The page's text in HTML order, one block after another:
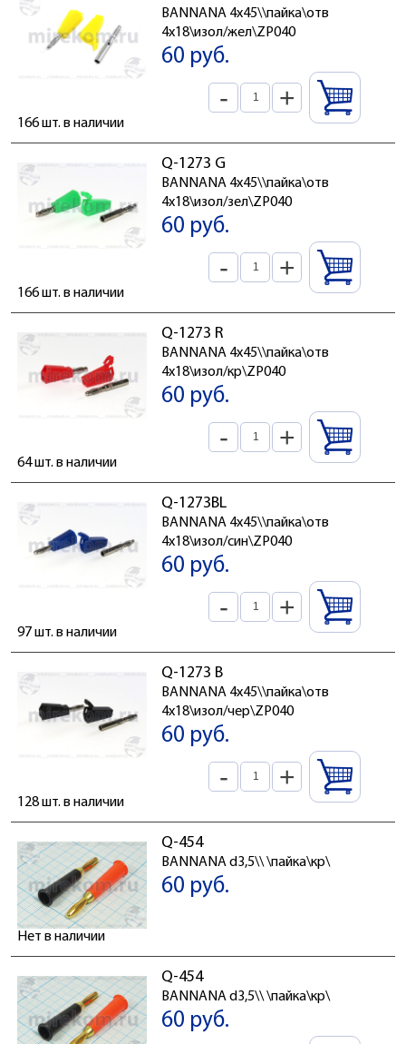
BANNANA 4x45\\пайка\отв
4x18\изол/жел\ZP040
60 руб.
- +
166 шт. в наличии
Q-1273 G
BANNANA 4x45\\пайка\отв
4x18\изол/зел\ZP040
60 руб.
- +
166 шт. в наличии
Q-1273 R
BANNANA 4x45\\пайка\отв
4x18\изол/кр\ZP040
60 руб.
- +
64 шт. в наличии
Q-1273BL
BANNANA 4x45\\пайка\отв
4x18\изол/син\ZP040
60 руб.
- +
97 шт. в наличии
Q-1273 B
BANNANA 4x45\\пайка\отв
4x18\изол/чер\ZP040
60 руб.
- +
128 шт. в наличии
Q-454
BANNANA d3,5\\ \пайка\кр\
60 руб.
Нет в наличии
Q-454
BANNANA d3,5\\ \пайка\кр\
60 руб.